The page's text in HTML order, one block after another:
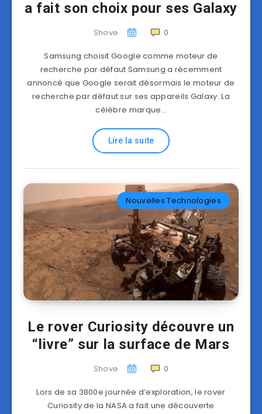
a fait son choix pour ses Galaxy
Shove 0
Samsung choisit Google comme moteur de
recherche par défaut Samsung a récemment
annoncé que Google serait désormais le moteur de
recherche par défaut sur ses appareils Galaxy. La
célèbre marque…
Lire la suite
Nouvelles Technologies
Le rover Curiosity découvre un
“livre” sur la surface de Mars
Shove 0
Lors de sa 3800e journée d’exploration, le rover
Curiosity de la NASA a fait une découverte